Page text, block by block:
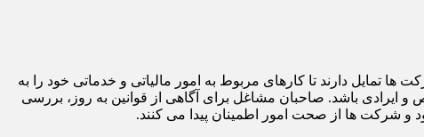
تمایل دارند تا کارهای مربوط به امور مالیاتی و خدماتی خود را به
و ایرادی باشد. صاحبان مشاغل برای آگاهی از قوانین به روز، بررسی
شرکت ها از صحت امور اطمینان پیدا می کنند.